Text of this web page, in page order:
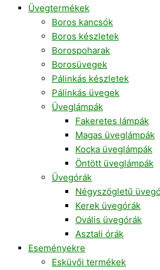
Üvegtermékek
Boros kancsók
Boros készletek
Borospoharak
Borosüvegek
Pálinkás készletek
Pálinkás üvegek
Üveglámpák
Fakeretes lámpák
Magas üveglámpák
Kocka üveglámpák
Öntött üveglámpák
Üvegórák
Négyszögletű
Kerek üvegórák
Ovális üvegórák
Asztali órák
Eseményekre
Esküvői termékek